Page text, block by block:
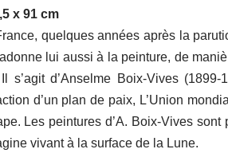
x 91 cm
quelques années après la
lui aussi à la peinture, de
s’agit d’Anselme Boix-Vives
d’un plan de paix, L’Union
Les peintures d’A. Boix-Vives
vivant à la surface de la Lune.